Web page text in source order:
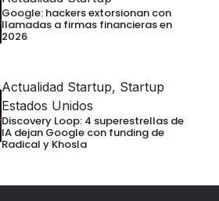
Google: hackers extorsionan con
llamadas a firmas financieras en
2026
Actualidad Startup, Startup
Estados Unidos
Discovery Loop: 4 superestrellas de
IA dejan Google con funding de
Radical y Khosla